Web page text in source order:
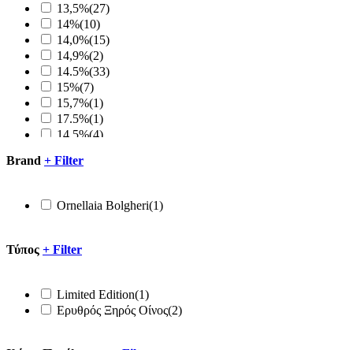
13,5%(27)
14%(10)
14,0%(15)
14,9%(2)
14.5%(33)
15%(7)
15,7%(1)
17.5%(1)
14,5%(4)
15,5(1)
Brand + Filter
Ornellaia Bolgheri(1)
Τύπος + Filter
Limited Edition(1)
Ερυθρός Ξηρός Οίνος(2)